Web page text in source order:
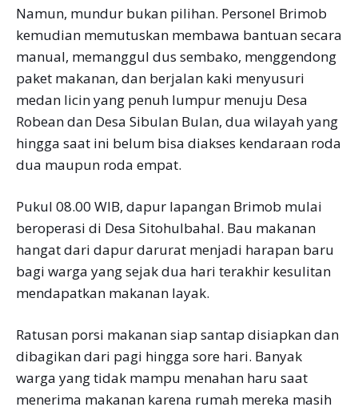
Namun, mundur bukan pilihan. Personel Brimob
kemudian memutuskan membawa bantuan secara
manual, memanggul dus sembako, menggendong
paket makanan, dan berjalan kaki menyusuri
medan licin yang penuh lumpur menuju Desa
Robean dan Desa Sibulan Bulan, dua wilayah yang
hingga saat ini belum bisa diakses kendaraan roda
dua maupun roda empat.
Pukul 08.00 WIB, dapur lapangan Brimob mulai
beroperasi di Desa Sitohulbahal. Bau makanan
hangat dari dapur darurat menjadi harapan baru
bagi warga yang sejak dua hari terakhir kesulitan
mendapatkan makanan layak.
Ratusan porsi makanan siap santap disiapkan dan
dibagikan dari pagi hingga sore hari. Banyak
warga yang tidak mampu menahan haru saat
menerima makanan karena rumah mereka masih